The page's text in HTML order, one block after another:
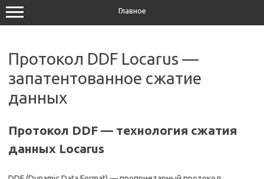
Главное
Протокол DDF Locarus —
запатентованное сжатие
данных
Протокол DDF — технология сжатия
данных Locarus